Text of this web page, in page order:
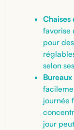
Chaises
favorise
pour
selon
journée
jour